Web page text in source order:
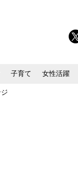
子育て 女性活躍